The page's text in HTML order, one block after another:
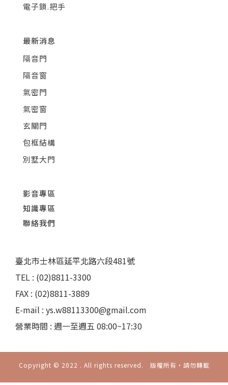
電子鎖.把手
最新消息
隔音門
隔音窗
氣密門
氣密窗
玄關門
包框結構
別墅大門
影音專區
知識專區
聯絡我們
臺北市士林區延平北路六段481號
TEL : (02)8811-3300
FAX : (02)8811-3889
E-mail : ys.w88113300@gmail.com
營業時間 : 週一至週五 08:00~17:30
Copyright © 2022 . All rights reserved. 版權所有‧請勿轉載